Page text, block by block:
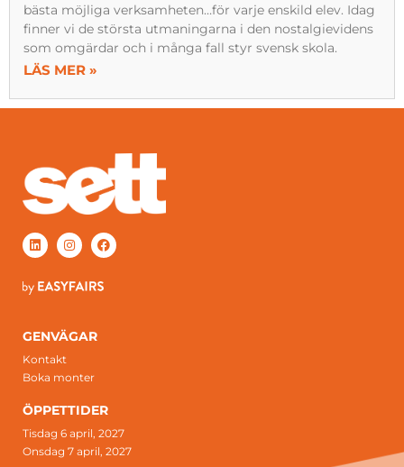
bästa möjliga verksamheten…för varje enskild elev. Idag
finner vi de största utmaningarna i den nostalgievidens
som omgärdar och i många fall styr svensk skola.
LÄS MER »
GENVÄGAR
Kontakt
Boka monter
ÖPPETTIDER
Tisdag 6 april, 2027
Onsdag 7 april, 2027